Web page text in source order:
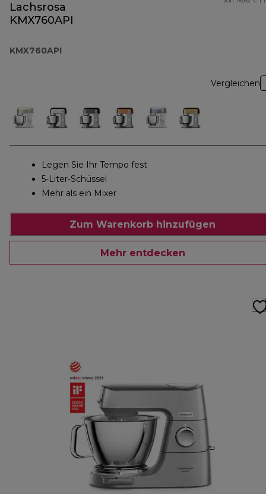
Lachsrosa
KMX760API
KMX760API
Vergleichen
Legen Sie Ihr Tempo fest
5-Liter-Schüssel
Mehr als ein Mixer
Zum Warenkorb hinzufügen
Mehr entdecken